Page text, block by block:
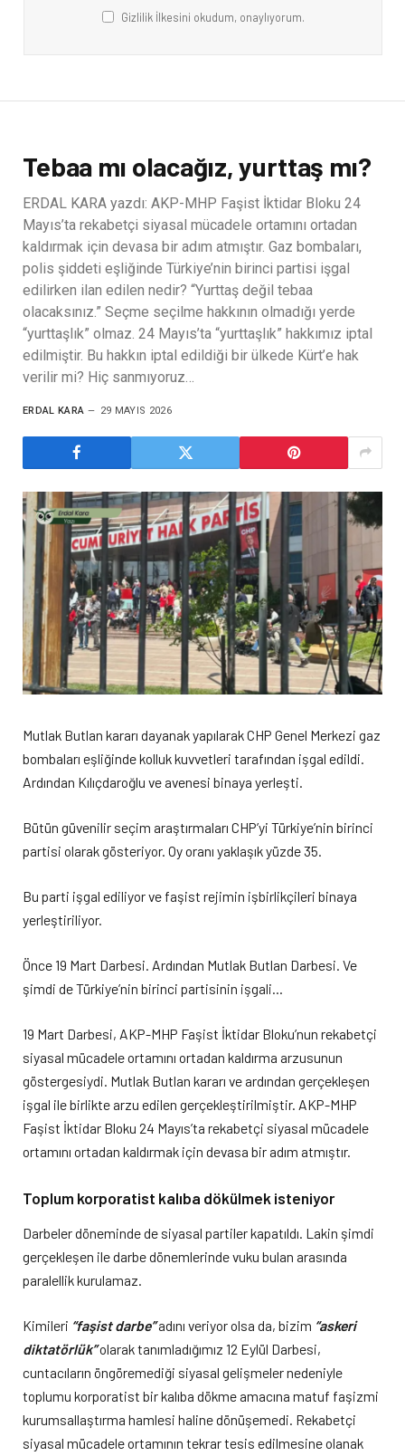
Gizlilik İlkesini okudum, onaylıyorum.
Tebaa mı olacağız, yurttaş mı?
ERDAL KARA yazdı: AKP-MHP Faşist İktidar Bloku 24
Mayıs’ta rekabetçi siyasal mücadele ortamını ortadan
kaldırmak için devasa bir adım atmıştır. Gaz bombaları,
polis şiddeti eşliğinde Türkiye’nin birinci partisi işgal
edilirken ilan edilen nedir? “Yurttaş değil tebaa
olacaksınız.” Seçme seçilme hakkının olmadığı yerde
“yurttaşlık” olmaz. 24 Mayıs’ta “yurttaşlık” hakkımız iptal
edilmiştir. Bu hakkın iptal edildiği bir ülkede Kürt’e hak
verilir mi? Hiç sanmıyoruz…
ERDAL KARA 29 MAYIS 2026
Mutlak Butlan kararı dayanak yapılarak CHP Genel Merkezi gaz
bombaları eşliğinde kolluk kuvvetleri tarafından işgal edildi.
Ardından Kılıçdaroğlu ve avenesi binaya yerleşti.
Bütün güvenilir seçim araştırmaları CHP’yi Türkiye’nin birinci
partisi olarak gösteriyor. Oy oranı yaklaşık yüzde 35.
Bu parti işgal ediliyor ve faşist rejimin işbirlikçileri binaya
yerleştiriliyor.
Önce 19 Mart Darbesi. Ardından Mutlak Butlan Darbesi. Ve
şimdi de Türkiye’nin birinci partisinin işgali…
19 Mart Darbesi, AKP-MHP Faşist İktidar Bloku’nun rekabetçi
siyasal mücadele ortamını ortadan kaldırma arzusunun
göstergesiydi. Mutlak Butlan kararı ve ardından gerçekleşen
işgal ile birlikte arzu edilen gerçekleştirilmiştir. AKP-MHP
Faşist İktidar Bloku 24 Mayıs’ta rekabetçi siyasal mücadele
ortamını ortadan kaldırmak için devasa bir adım atmıştır.
Toplum korporatist kalıba dökülmek isteniyor
Darbeler döneminde de siyasal partiler kapatıldı. Lakin şimdi
gerçekleşen ile darbe dönemlerinde vuku bulan arasında
paralellik kurulamaz.
Kimileri “faşist darbe”adını veriyor olsa da, bizim “askeri
diktatörlük”olarak tanımladığımız 12 Eylül Darbesi,
cuntacıların öngöremediği siyasal gelişmeler nedeniyle
toplumu korporatist bir kalıba dökme amacına matuf faşizmi
kurumsallaştırma hamlesi haline dönüşemedi. Rekabetçi
siyasal mücadele ortamının tekrar tesis edilmesine olanak